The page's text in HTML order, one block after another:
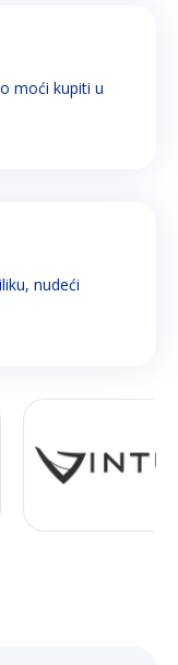
moći kupiti u
nudeći